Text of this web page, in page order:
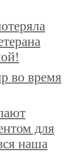
во время
для
наша